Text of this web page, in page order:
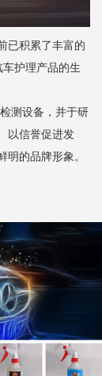
已积累了丰富的
护理产品的生
测设备，并于研
以信誉促进发
明的品牌形象。